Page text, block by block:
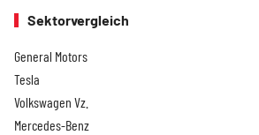
Sektorvergleich
General Motors
Tesla
Volkswagen Vz.
Mercedes-Benz